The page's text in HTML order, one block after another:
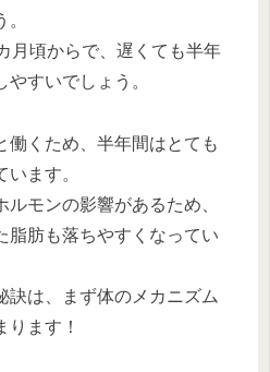
月頃からで、遅くても半年
すいでしょう。
働くため、半年間はとても
ます。
モンの影響があるため、
脂肪も落ちやすくなってい
訣は、まず体のメカニズム
ります！